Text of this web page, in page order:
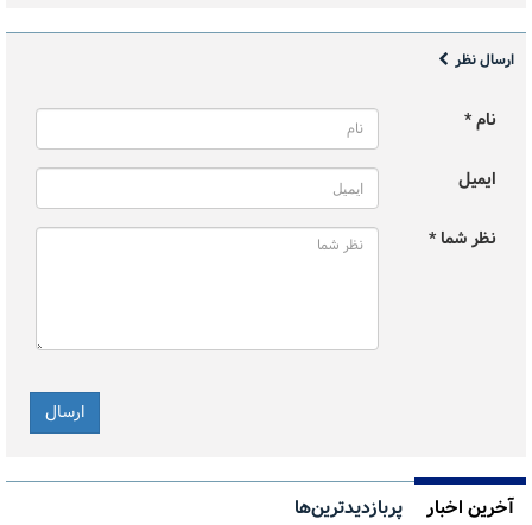
ارسال نظر
نام *
ایمیل
نظر شما *
آخرین اخبار پربازدیدترین‌ها